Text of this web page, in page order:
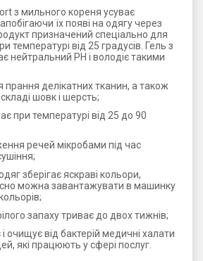
з мильного кореня усуває
їх появі на одягу через
призначений спеціально для
температурі від 25 градусів. Гель з
нейтральний РН і володіє такими
прання делікатних тканин, а також
шовк і шерсть;
при температурі від 25 до 90
речей мікробами під час
зберігає яскраві кольори,
можна завантажувати в машинку
запаху триває до двох тижнів;
і очищує від бактерій медичні халати
які працюють у сфері послуг.